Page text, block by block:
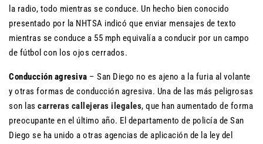
la radio, todo mientras se conduce. Un hecho bien conocido
presentado por la NHTSA indicó que enviar mensajes de texto
mientras se conduce a 55 mph equivalía a conducir por un campo
de fútbol con los ojos cerrados.
Conducción agresiva – San Diego no es ajeno a la furia al volante
y otras formas de conducción agresiva. Una de las más peligrosas
son las carreras callejeras ilegales, que han aumentado de forma
preocupante en el último año. El departamento de policía de San
Diego se ha unido a otras agencias de aplicación de la ley del